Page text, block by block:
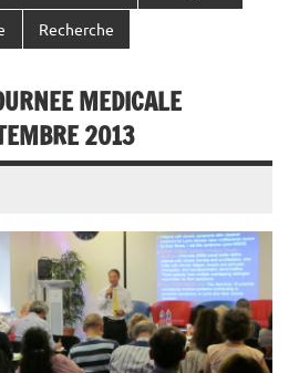
Recherche
MEDICALE
2013